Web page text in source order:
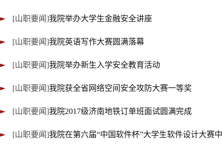
[山职要闻]我院举办大学生金融安全讲座
[山职要闻]我院英语写作大赛圆满落幕
[山职要闻]我院举办新生入学安全教育活动
[山职要闻]我院获全省网络空间安全攻防大赛一等奖
[山职要闻]我院2017级济南地铁订单班面试圆满完成
[山职要闻]我院在第六届“中国软件杯”大学生软件设计大赛